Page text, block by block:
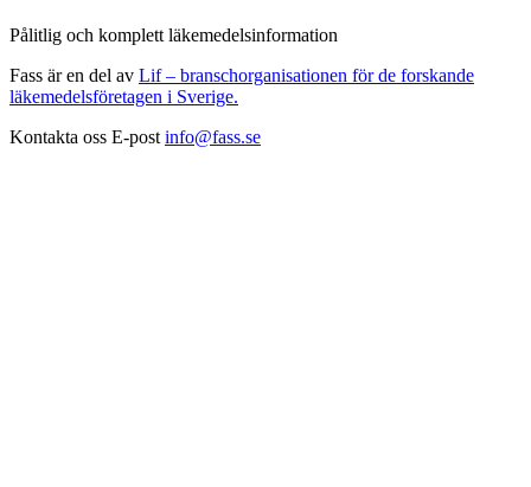
Pålitlig och komplett läkemedelsinformation
Fass är en del av Lif – branschorganisationen för de forskande
läkemedelsföretagen i Sverige.
Kontakta oss E-post info@fass.se